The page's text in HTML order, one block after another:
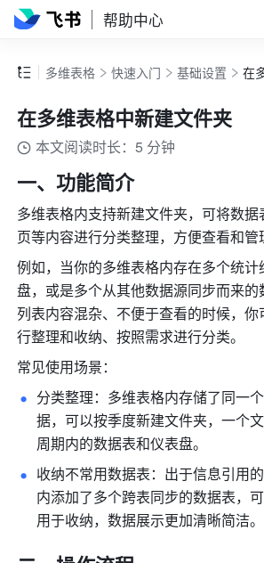
帮助中心
多维表格 快速入门 基础设置 在
在多维表格中新建文件夹
本文阅读时长：5 分钟
一、功能简介
多维表格内支持新建文件夹，可将数
页等内容进行分类整理，方便查看和管
例如，当你的多维表格内存在多个统计
盘，或是多个从其他数据源同步而来
列表内容混杂、不便于查看的时候，
行整理和收纳、按照需求进行分类。
常见使用场景：
分类整理：多维表格内存储了同一
据，可以按季度新建文件夹，一个
周期内的数据表和仪表盘。
收纳不常用数据表：出于信息引用
内添加了多个跨表同步的数据表，
用于收纳，数据展示更加清晰简洁。